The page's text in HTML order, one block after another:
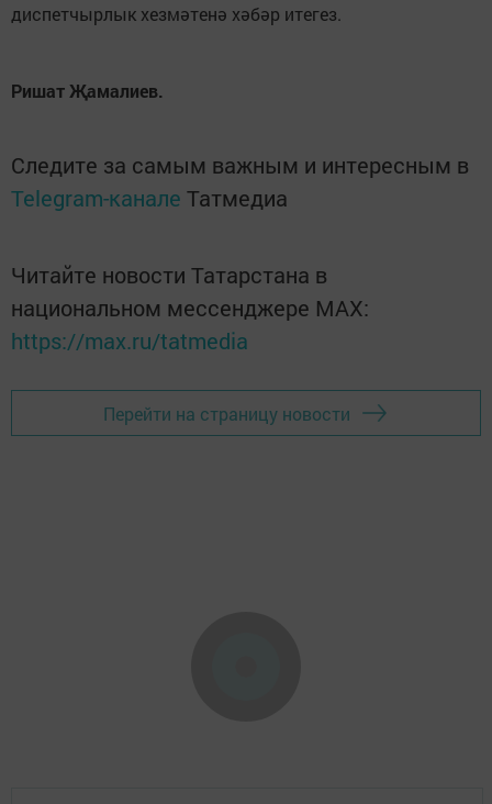
диспетчырлык хезмәтенә хәбәр итегез.
Ришат Җамалиев.
Следите за самым важным и интересным в
Telegram-канале Татмедиа
Читайте новости Татарстана в
национальном мессенджере MАХ:
https://max.ru/tatmedia
Перейти на страницу новости